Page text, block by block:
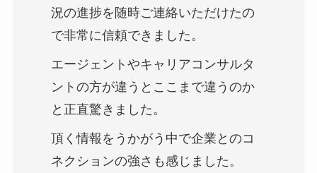
況の進捗を随時ご連絡いただけたの
で非常に信頼できました。
エージェントやキャリアコンサルタ
ントの方が違うとここまで違うのか
と正直驚きました。
頂く情報をうかがう中で企業とのコ
ネクションの強さも感じました。